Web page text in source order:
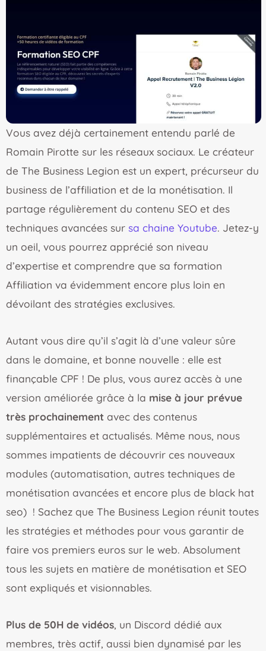
Vous avez déjà certainement entendu parlé de
Romain Pirotte sur les réseaux sociaux. Le créateur
de The Business Legion est un expert, précurseur du
business de l’affiliation et de la monétisation. Il
partage régulièrement du contenu SEO et des
techniques avancées sur sa chaine Youtube. Jetez-y
un oeil, vous pourrez apprécié son niveau
d’expertise et comprendre que sa formation
Affiliation va évidemment encore plus loin en
dévoilant des stratégies exclusives.
Autant vous dire qu’il s’agit là d’une valeur sûre
dans le domaine, et bonne nouvelle : elle est
finançable CPF ! De plus, vous aurez accès à une
version améliorée grâce à la mise à jour prévue
très prochainement avec des contenus
supplémentaires et actualisés. Même nous, nous
sommes impatients de découvrir ces nouveaux
modules (automatisation, autres techniques de
monétisation avancées et encore plus de black hat
seo) ! Sachez que The Business Legion réunit toutes
les stratégies et méthodes pour vous garantir de
faire vos premiers euros sur le web. Absolument
tous les sujets en matière de monétisation et SEO
sont expliqués et visionnables.
Plus de 50H de vidéos, un Discord dédié aux
membres, très actif, aussi bien dynamisé par les